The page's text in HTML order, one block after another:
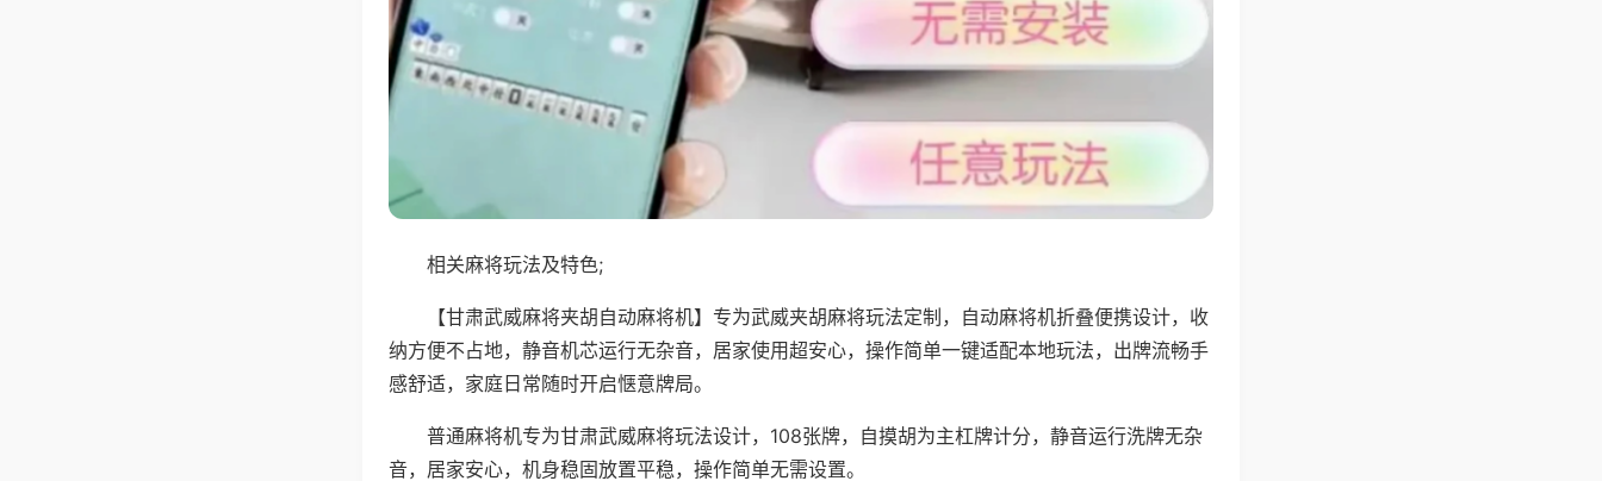
相关麻将玩法及特色;
【甘肃武威麻将夹胡自动麻将机】专为武威夹胡麻将玩法定制，自动麻将机折叠便携设计，收
纳方便不占地，静音机芯运行无杂音，居家使用超安心，操作简单一键适配本地玩法，出牌流畅手
感舒适，家庭日常随时开启惬意牌局。
普通麻将机专为甘肃武威麻将玩法设计，108张牌，自摸胡为主杠牌计分，静音运行洗牌无杂
音，居家安心，机身稳固放置平稳，操作简单无需设置。